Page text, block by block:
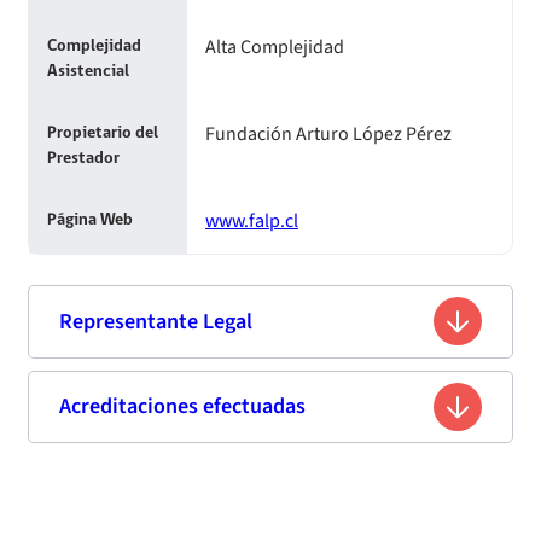
Complejidad
Asistencial
Alta Complejidad
Propietario del
Prestador
Fundación Arturo López Pérez
Página Web www.falp.cl
Representante Legal
Nombre Marcos Simpson Álvarez
Acreditaciones efectuadas